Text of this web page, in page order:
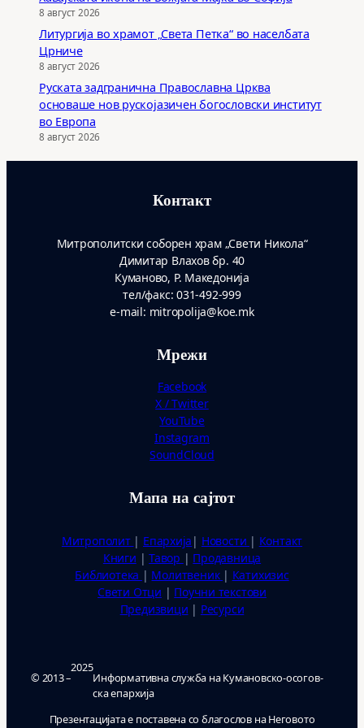
8 август 2026
Литургија во храмот „Света Петка“ во населбата
Црниче
8 август 2026
Руската задгранична Православна Црква
основаше нов рускојазичен богословски институт
во Европа
8 август 2026
Контакт
Митрополитски соборен храм „Свети Никола“
Димитар Влахов бр. 40
Куманово, Р. Македонија
тел/факс: 031-492-999
e-mail: mitropolija@koe.mk
Мрежи
Facebook
X / Twitter
YouTube
Instagram
SoundCloud
Мапа на сајтот
Митрополит | Епархија | Новости | Контакт
Книги |Тавор | Продавница
Библиотека | Молитвеник | Катихизис
Свети Отци | Поучни текстови
Предизвици | Ресурси
© 2013 –
2025
Ин­фор­ма­тив­на служ­ба на Ку­ма­нов­ско-осо­гов­
ска епар­хи­ја
Презентацијата е поставена со благослов на Неговото